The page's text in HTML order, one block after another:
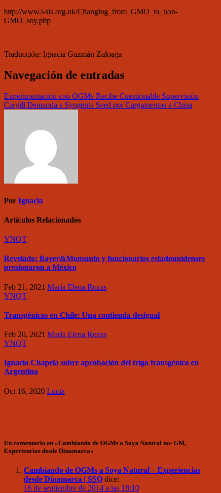
http://www.i-sis.org.uk/Changing_from_GMO_to_non-
GMO_soy.php
Traducción: Ignacia Guzmán Zuloaga
Navegación de entradas
Experimentación con OGMs Recibe Cuestionable Supervisión
Cargill Demanda a Syngenta Seed por Cargamentos a China
Por Ignacia
Artículos Relacionados
YNQT
Revelado: Bayer&Monsanto y funcionarios estadounidenses
presionaron a México
Feb 21, 2021 María Elena Rozas
YNQT
Transgénicos en Chile: Una contienda desigual
Feb 20, 2021 María Elena Rozas
YNQT
Ignacio Chapela sobre aprobación del trigo transgénico en
Argentina
Oct 16, 2020 Lucia
Un comentario en «Cambiando de OGMs a Soya Natural no- GM,
Experiencias desde Dinamarca»
Cambiando de OGMs a Soya Natural – Experiencias
desde Dinamarca | SSQ dice:
16 de septiembre de 2014 a las 18:10